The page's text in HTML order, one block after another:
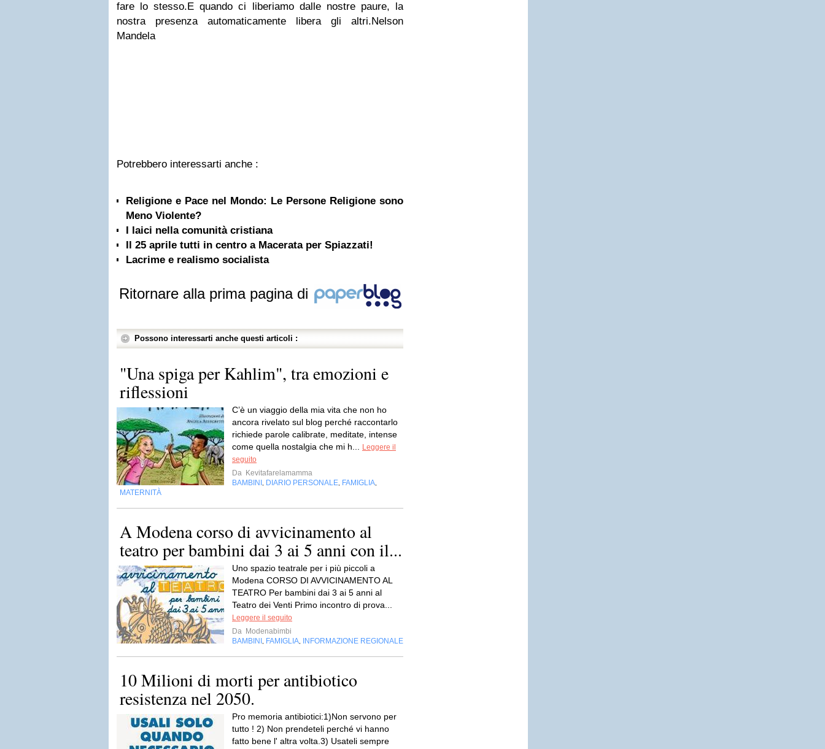
fare lo stesso.E quando ci liberiamo dalle nostre paure, la
nostra presenza automaticamente libera gli altri.Nelson
Mandela
Potrebbero interessarti anche :
Religione e Pace nel Mondo: Le Persone Religione sono
Meno Violente?
I laici nella comunità cristiana
Il 25 aprile tutti in centro a Macerata per Spiazzati!
Lacrime e realismo socialista
Ritornare alla prima pagina di
Possono interessarti anche questi articoli :
"Una spiga per Kahlim", tra emozioni e
riflessioni
C’è un viaggio della mia vita che non ho
ancora rivelato sul blog perché raccontarlo
richiede parole calibrate, meditate, intense
come quella nostalgia che mi h...
Leggere il
seguito
Da Kevitafarelamamma
BAMBINI
DIARIO PERSONALE FAMIGLIA
MATERNITÀ
A Modena corso di avvicinamento al
teatro per bambini dai 3 ai 5 anni con il...
Uno spazio teatrale per i più piccoli a
Modena CORSO DI AVVICINAMENTO AL
TEATRO Per bambini dai 3 ai 5 anni al
Teatro dei Venti Primo incontro di prova...
Leggere il seguito
Da Modenabimbi
BAMBINI
FAMIGLIA INFORMAZIONE REGIONALE
10 Milioni di morti per antibiotico
resistenza nel 2050.
Pro memoria antibiotici:1)Non servono per
tutto ! 2) Non prendeteli perché vi hanno
fatto bene l' altra volta.3) Usateli sempre